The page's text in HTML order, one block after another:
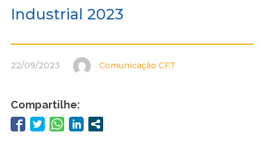
Industrial 2023
22/09/2023 Comunicação CFT
Compartilhe: